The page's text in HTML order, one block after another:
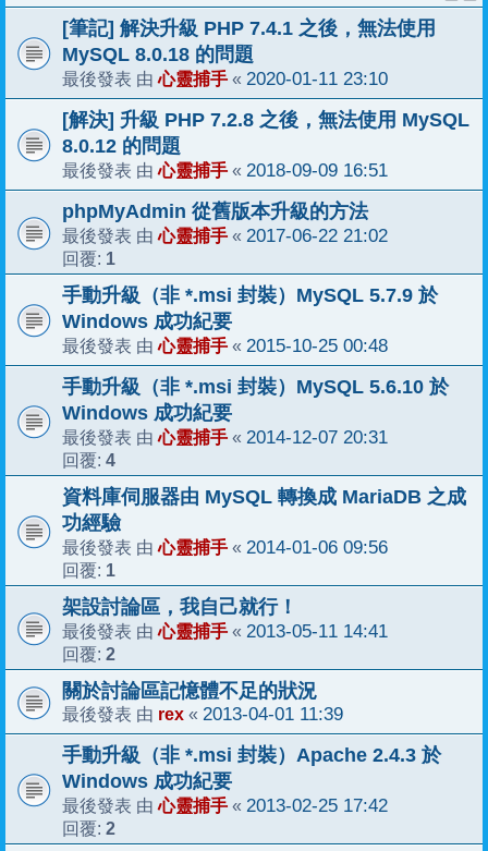
[筆記] 解決升級 PHP 7.4.1 之後，無法使用
MySQL 8.0.18 的問題
最後發表 由心靈捕手 « 2020-01-11 23:10
[解決] 升級 PHP 7.2.8 之後，無法使用 MySQL
8.0.12 的問題
最後發表 由心靈捕手 « 2018-09-09 16:51
phpMyAdmin 從舊版本升級的方法
最後發表 由心靈捕手 « 2017-06-22 21:02
回覆: 1
手動升級（非 *.msi 封裝）MySQL 5.7.9 於
Windows 成功紀要
最後發表 由心靈捕手 « 2015-10-25 00:48
手動升級（非 *.msi 封裝）MySQL 5.6.10 於
Windows 成功紀要
最後發表 由心靈捕手 « 2014-12-07 20:31
回覆: 4
資料庫伺服器由 MySQL 轉換成 MariaDB 之成
功經驗
最後發表 由心靈捕手 « 2014-01-06 09:56
回覆: 1
架設討論區，我自己就行！
最後發表 由心靈捕手 « 2013-05-11 14:41
回覆: 2
關於討論區記憶體不足的狀況
最後發表 由 rex « 2013-04-01 11:39
手動升級（非 *.msi 封裝）Apache 2.4.3 於
Windows 成功紀要
最後發表 由心靈捕手 « 2013-02-25 17:42
回覆: 2